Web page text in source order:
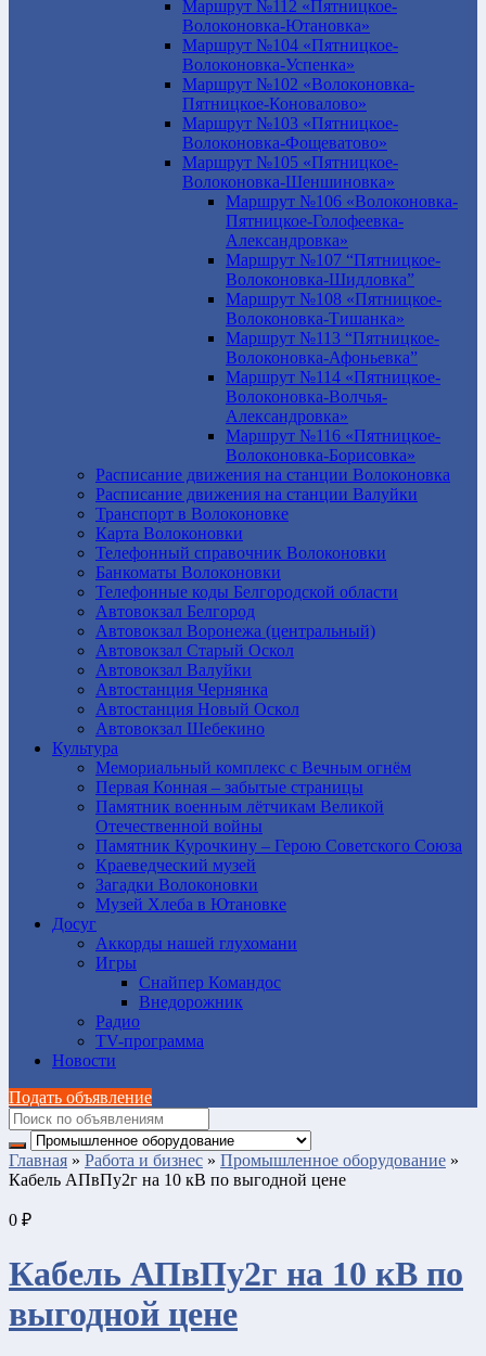
Маршрут №112 «Пятницкое-
Волоконовка-Ютановка»
Маршрут №104 «Пятницкое-
Волоконовка-Успенка»
Маршрут №102 «Волоконовка-
Пятницкое-Коновалово»
Маршрут №103 «Пятницкое-
Волоконовка-Фощеватово»
Маршрут №105 «Пятницкое-
Волоконовка-Шеншиновка»
Маршрут №106 «Волоконовка-
Пятницкое-Голофеевка-
Александровка»
Маршрут №107 “Пятницкое-
Волоконовка-Шидловка”
Маршрут №108 «Пятницкое-
Волоконовка-Тишанка»
Маршрут №113 “Пятницкое-
Волоконовка-Афоньевка”
Маршрут №114 «Пятницкое-
Волоконовка-Волчья-
Александровка»
Маршрут №116 «Пятницкое-
Волоконовка-Борисовка»
Расписание движения на станции Волоконовка
Расписание движения на станции Валуйки
Транспорт в Волоконовке
Карта Волоконовки
Телефонный справочник Волоконовки
Банкоматы Волоконовки
Телефонные коды Белгородской области
Автовокзал Белгород
Автовокзал Воронежа (центральный)
Автовокзал Старый Оскол
Автовокзал Валуйки
Автостанция Чернянка
Автостанция Новый Оскол
Автовокзал Шебекино
Культура
Мемориальный комплекс с Вечным огнём
Первая Конная – забытые страницы
Памятник военным лётчикам Великой
Отечественной войны
Памятник Курочкину – Герою Советского Союза
Краеведческий музей
Загадки Волоконовки
Музей Хлеба в Ютановке
Досуг
Аккорды нашей глухомани
Игры
Снайпер Командос
Внедорожник
Радио
TV-программа
Новости
Подать объявление
Главная » Работа и бизнес » Промышленное оборудование »
Кабель АПвПу2г на 10 кВ по выгодной цене
0 ₽
Кабель АПвПу2г на 10 кВ по
выгодной цене